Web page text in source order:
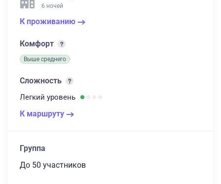
6 ночей
К проживанию
Комфорт
Выше среднего
Сложность
Легкий уровень
К маршруту
Группа
до 50 участников